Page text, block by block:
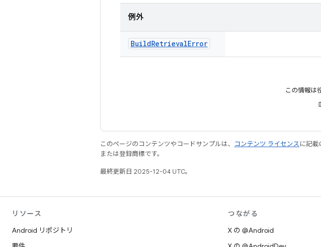
例外
BuildRetrievalError
この情報は
このページのコンテンツやコードサンプルは、 コンテンツ ライセンスに記
または登録商標です。
最終更新日 2025-12-04 UTC。
リソース
Android リポジトリ
つながる
X の @Android